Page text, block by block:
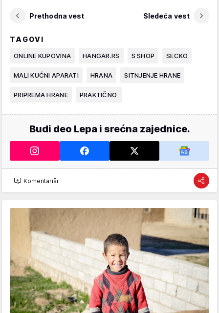
Prethodna vest Sledeća vest
TAGOVI
ONLINE KUPOVINA HANGAR.RS S SHOP SECKO
MALI KUĆNI APARATI HRANA SITNJENJE HRANE
PRIPREMA HRANE PRAKTIČNO
Budi deo Lepa i srećna zajednice.
Komentariši